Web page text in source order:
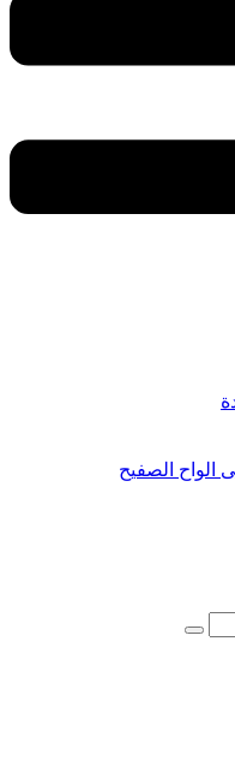
الواح الصفيح